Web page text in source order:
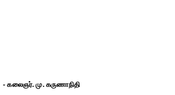
- கலைஞர். மு. கருணாநிதி